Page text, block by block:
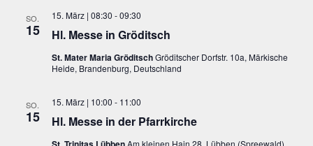
SO.
15 Hl. Messe in Gröditsch
15. März | 08:30 -09:30
St. Mater Maria GröditschGröditscher Dorfstr. 10a, Märkische
Heide, Brandenburg, Deutschland
SO.
15 Hl. Messe in der Pfarrkirche
15. März | 10:00 - 11:00
Am kleinen Hain 28, Lübben (Spreewald),